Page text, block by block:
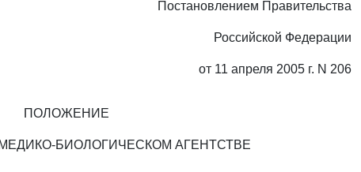
Постановлением Правительства
Российской Федерации
от 11 апреля 2005 г. N 206
ПОЛОЖЕНИЕ
БИОЛОГИЧЕСКОМ АГЕНТСТВЕ